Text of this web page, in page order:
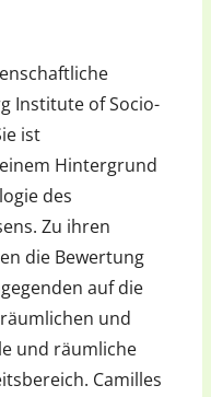
Institute of Socio-
ist
Hintergrund
des
Zu ihren
die Bewertung
auf die
und
und räumliche
Camilles